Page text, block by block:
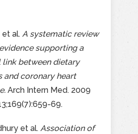
et al. A systematic review
supporting a
link between dietary
and coronary heart
Arch Intern Med. 2009
69.
et al. Association of